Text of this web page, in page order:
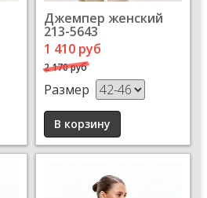
Джемпер женский
213-5643
1 410 руб
2 170 руб
Размер